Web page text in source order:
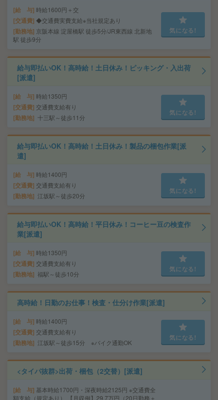
給 与 時給1600円＋交
交通費 ◆交通費実費支給※当社規定あり
勤務地 京阪本線 淀屋橋駅 徒歩5分/JR東西線 北新地
駅 徒歩9分
気になる!
給与即払いOK！高時給！土日休み！ピッキング・入出荷
[派遣]
給 与 時給1350円
交通費 交通費支給有り
勤務地 十三駅～徒歩11分
気になる!
給与即払いOK！高時給！土日休み！製品の梱包作業[派
遣]
給 与 時給1400円
交通費 交通費支給有り
勤務地 江坂駅～徒歩20分
気になる!
給与即払いOK！高時給！平日休み！コーヒー豆の検査作
業[派遣]
給 与 時給1350円
交通費 交通費支給有り
勤務地 福駅～徒歩10分
気になる!
高時給！日勤のお仕事！検査・仕分け作業[派遣]
給 与 時給1400円
交通費 交通費支給有り
勤務地 江坂駅～徒歩15分 ※バイク通勤OK
気になる!
<タイパ抜群>出荷・梱包（2交替）[派遣]
給 与 基本時給1700円・深夜時給2125円 ※交通費全
額支給（規定あり） 【月収例】29.7万円（20日勤務＋